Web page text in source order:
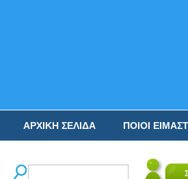
ΠΟΙΟΙ
ΑΡΧΙΚΗ ΣΕΛΙΔΑ